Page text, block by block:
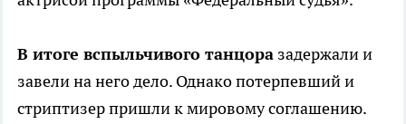
В итоге вспыльчивого танцора задержали и
завели на него дело. Однако потерпевший и
стриптизер пришли к мировому соглашению.